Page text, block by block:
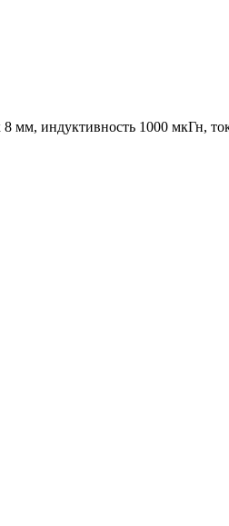
мм, индуктивность 1000 мкГн,